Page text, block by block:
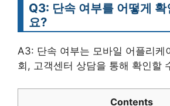
Q3: 단속 여부를 어떻게
요?
A3: 단속 여부는 모바일 어플리케
회, 고객센터 상담을 통해 확인할
Contents